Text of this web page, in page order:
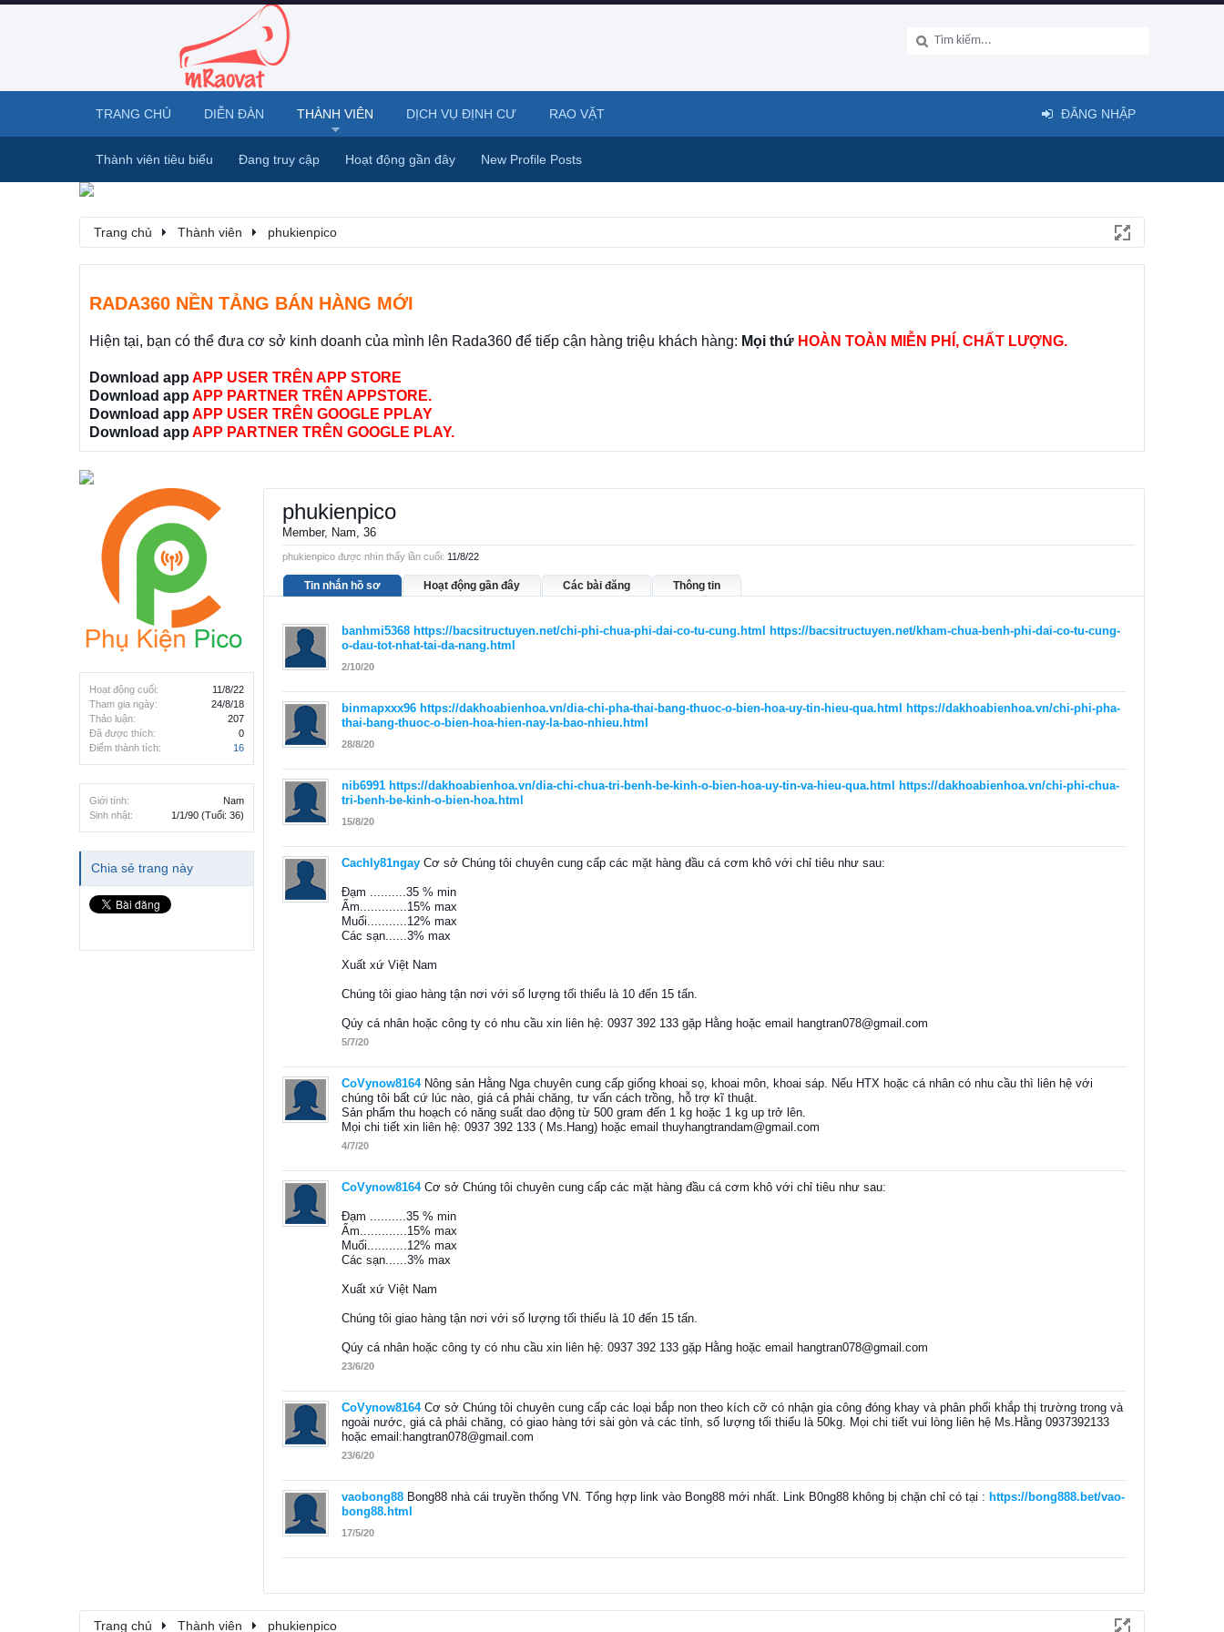
Trang chủ Thành viên phukienpico
RADA360 NỀN TẢNG BÁN HÀNG MỚI
Hiện tại, bạn có thể đưa cơ sở kinh doanh của mình lên Rada360 để tiếp cận hàng triệu khách hàng: Mọi thứ HOÀN TOÀN MIỄN PHÍ, CHẤT LƯỢNG.
Download app APP USER TRÊN APP STORE
Download app APP PARTNER TRÊN APPSTORE.
Download app APP USER TRÊN GOOGLE PPLAY
Download app APP PARTNER TRÊN GOOGLE PLAY.
Hoạt động cuối:
11/8/22
Tham gia ngày:
24/8/18
Thảo luận:
207
Đã được thích:
0
Điểm thành tích:
16
Giới tính:
Nam
Sinh nhật:
1/1/90 (Tuổi: 36)
Chia sẻ trang này
phukienpico
Member, Nam, 36
phukienpico được nhìn thấy lần cuối: 11/8/22
Tin nhắn hồ sơ Hoạt động gần đây Các bài đăng Thông tin
banhmi5368 https://bacsitructuyen.net/chi-phi-chua-phi-dai-co-tu-cung.html
https://bacsitructuyen.net/kham-chua-benh-phi-dai-co-tu-cung-
o-dau-tot-nhat-tai-da-nang.html
2/10/20
binmapxxx96 https://dakhoabienhoa.vn/dia-chi-pha-thai-bang-thuoc-o-bien-hoa-uy-tin-hieu-qua.html
https://dakhoabienhoa.vn/chi-phi-pha-
thai-bang-thuoc-o-bien-hoa-hien-nay-la-bao-nhieu.html
28/8/20
nib6991 https://dakhoabienhoa.vn/dia-chi-chua-tri-benh-be-kinh-o-bien-hoa-uy-tin-va-hieu-qua.html
https://dakhoabienhoa.vn/chi-phi-chua-
tri-benh-be-kinh-o-bien-hoa.html
15/8/20
Cachly81ngay Cơ sở Chúng tôi chuyên cung cấp các mặt hàng đầu cá cơm khô với chỉ tiêu như sau:
Đạm ..........35 % min
Ẩm.............15% max
Muối...........12% max
Các sạn......3% max
Xuất xứ Việt Nam
Chúng tôi giao hàng tận nơi với số lượng tối thiểu là 10 đến 15 tấn.
Qúy cá nhân hoặc công ty có nhu cầu xin liên hệ: 0937 392 133 gặp Hằng hoặc email hangtran078@gmail.com
5/7/20
CoVynow8164 Nông sản Hằng Nga chuyên cung cấp giống khoai sọ, khoai môn, khoai sáp. Nếu HTX hoặc cá nhân có nhu cầu thì liên hệ với
chúng tôi bất cứ lúc nào, giá cả phải chăng, tư vấn cách trồng, hỗ trợ kĩ thuật.
Sản phẩm thu hoạch có năng suất dao động từ 500 gram đến 1 kg hoặc 1 kg up trở lên.
Mọi chi tiết xin liên hệ: 0937 392 133 ( Ms.Hang) hoặc email thuyhangtrandam@gmail.com
4/7/20
CoVynow8164 Cơ sở Chúng tôi chuyên cung cấp các mặt hàng đầu cá cơm khô với chỉ tiêu như sau:
Đạm ..........35 % min
Ẩm.............15% max
Muối...........12% max
Các sạn......3% max
Xuất xứ Việt Nam
Chúng tôi giao hàng tận nơi với số lượng tối thiểu là 10 đến 15 tấn.
Qúy cá nhân hoặc công ty có nhu cầu xin liên hệ: 0937 392 133 gặp Hằng hoặc email hangtran078@gmail.com
23/6/20
CoVynow8164 Cơ sở Chúng tôi chuyên cung cấp các loại bắp non theo kích cỡ có nhận gia công đóng khay và phân phối khắp thị trường trong và
ngoài nước, giá cả phải chăng, có giao hàng tới sài gòn và các tỉnh, số lượng tối thiểu là 50kg. Mọi chi tiết vui lòng liên hệ Ms.Hằng 0937392133
hoặc email:hangtran078@gmail.com
23/6/20
vaobong88 Bong88 nhà cái truyền thống VN. Tổng hợp link vào Bong88 mới nhất. Link B0ng88 không bị chặn chỉ có tại : https://bong888.bet/vao-
bong88.html
17/5/20
Trang chủ Thành viên phukienpico
TRANG CHỦ DIỄN ĐÀN THÀNH VIÊN
Thành viên tiêu biểu Đang truy cập Hoạt động gần đây New Profile Posts
DỊCH VỤ ĐỊNH CƯ RAO VẶT ĐĂNG NHẬP